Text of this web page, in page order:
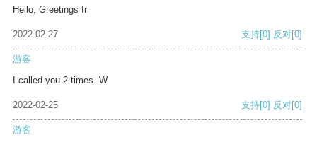
Hello, Greetings fr
2022-02-27 支持[0] 反对[0]
游客
I called you 2 times. W
2022-02-25 支持[0] 反对[0]
游客